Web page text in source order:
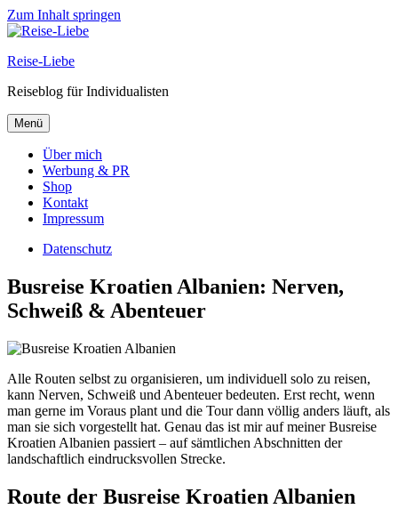
Zum Inhalt springen
Reise-Liebe
Reiseblog für Individualisten
Menü
Über mich
Werbung & PR
Shop
Kontakt
Impressum
Datenschutz
Busreise Kroatien Albanien: Nerven,
Schweiß & Abenteuer
Alle Routen selbst zu organisieren, um individuell solo zu reisen,
kann Nerven, Schweiß und Abenteuer bedeuten. Erst recht, wenn
man gerne im Voraus plant und die Tour dann völlig anders läuft, als
man sie sich vorgestellt hat. Genau das ist mir auf meiner Busreise
Kroatien Albanien passiert – auf sämtlichen Abschnitten der
landschaftlich eindrucksvollen Strecke.
Route der Busreise Kroatien Albanien